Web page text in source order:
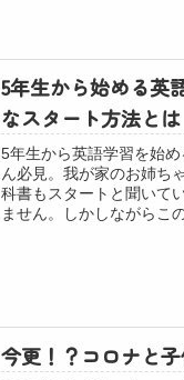
5年生から始める英
なスタート方法とは
5年生から英語学習を始
ん必見。我が家のお姉ち
科書もスタートと聞いて
ません。しかしながらこ
今更！？コロナと